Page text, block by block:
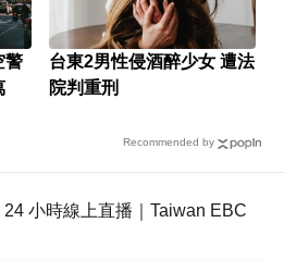
警
台東2男性侵酒醉少女 遭法
院判重刑
Recommended by
小時線上直播｜Taiwan EBC